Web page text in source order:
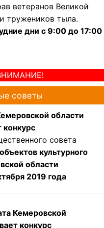
ветеранов Великой
тружеников тыла.
дни с 9:00 до 17:00
советы
области
конкурс
совета
культурного
области
2019 года
Кемеровской
конкурс